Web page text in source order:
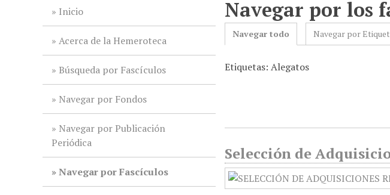
Inicio
Acerca de la Hemeroteca
Búsqueda por Fascículos
Navegar por Fondos
Navegar por Publicación
Periódica
Navegar por Fascículos
Navegar por los
Navegar todo Navegar por
Etiquetas: Alegatos
Selección de